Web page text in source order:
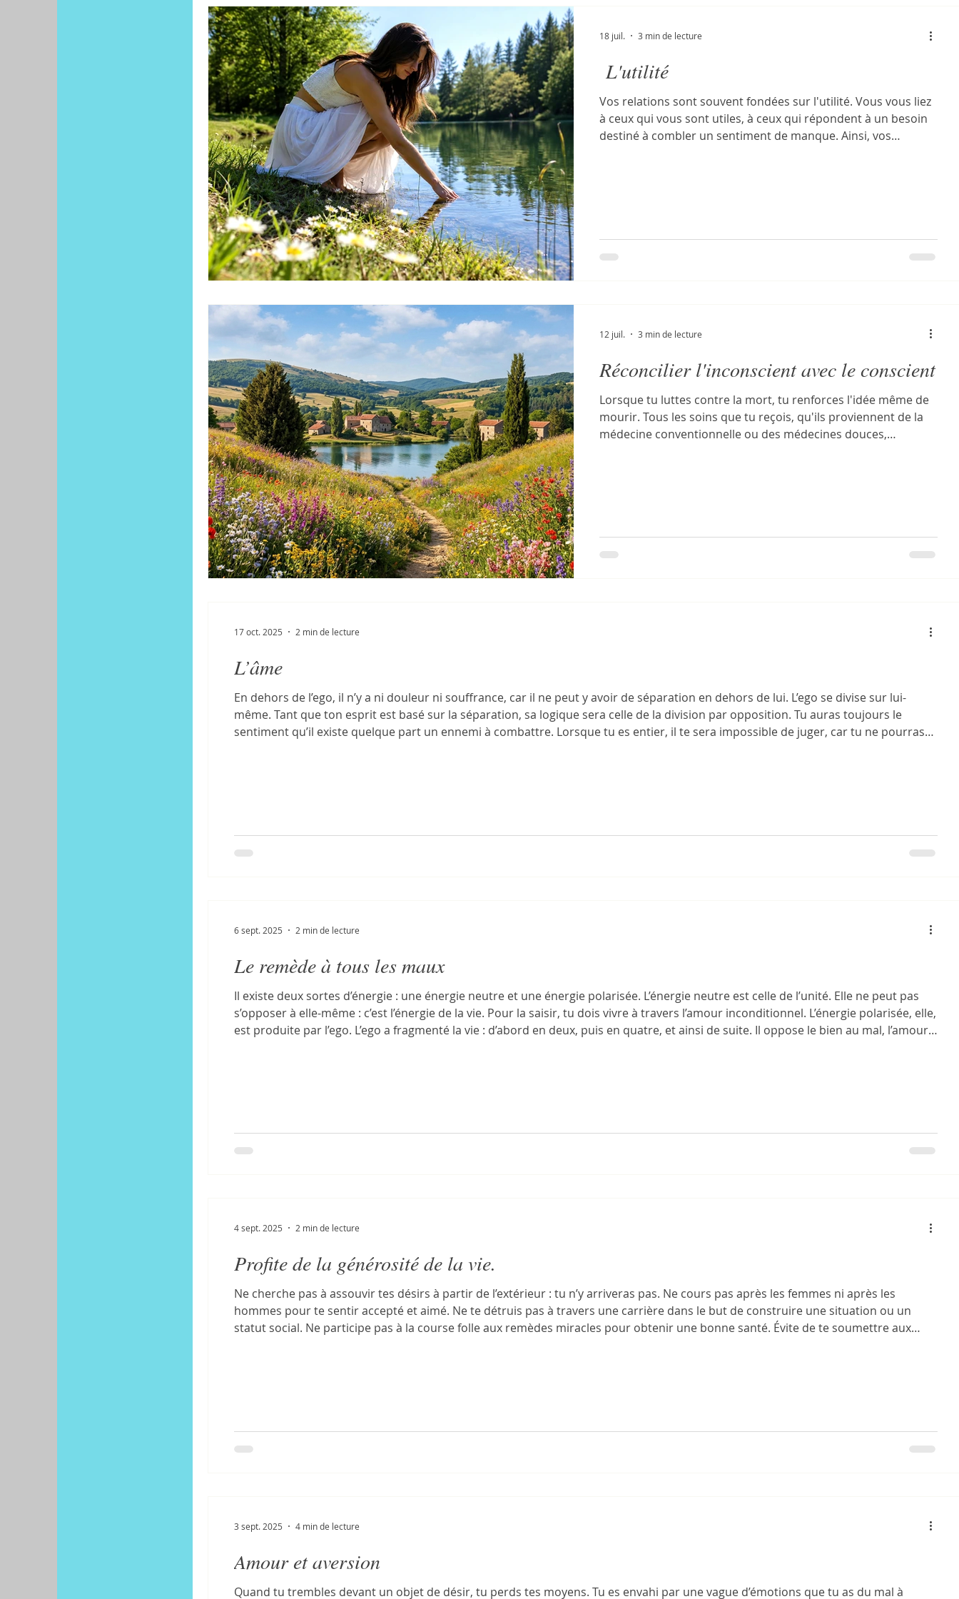
L'utilité
Vos relations sont souvent fondées sur l'utilité. Vous vous liez
à ceux qui vous sont utiles, à ceux qui répondent à un besoin
destiné à combler un sentiment de manque. Ainsi, vos
18 juil. 3 min de lecture
Réconcilier l'inconscient avec le conscient
Lorsque tu luttes contre la mort, tu renforces l'idée même de
mourir. Tous les soins que tu reçois, qu'ils proviennent de la
médecine conventionnelle ou des médecines douces,
mort fi
12 juil. 3 min de lecture
L’âme
En dehors de l’ego, il n’y a ni douleur ni souffrance, car il ne peut y avoir de séparation en dehors de lui. L’ego se divise sur lui-
même. Tant que ton esprit est basé sur la séparation, sa logique sera celle de la division par opposition. Tu auras toujours le
sentiment qu’il existe quelque part un ennemi à combattre. Lorsque tu es entier, il te sera impossible de juger, car tu ne pourras
17 oct. 2025 2 min de lecture
Le remède à tous les maux
Il existe deux sortes d’énergie : une énergie neutre et une énergie polarisée. L’énergie neutre est celle de l’unité. Elle ne peut pas
s’opposer à elle-même : c’est l’énergie de la vie. Pour la saisir, tu dois vivre à travers l’amour inconditionnel. L’énergie polarisée, elle,
est produite par l’ego. L’ego a fragmenté la vie : d’abord en deux, puis en quatre, et ainsi de suite. Il oppose le bien au mal, l’amour à
6 sept. 2025 2 min de lecture
Profite de la générosité de la vie.
Ne cherche pas à assouvir tes désirs à partir de l’extérieur : tu n’y arriveras pas. Ne cours pas après les femmes ni après les
hommes pour te sentir accepté et aimé. Ne te détruis pas à travers une carrière dans le but de construire une situation ou un
statut social. Ne participe pas à la course folle aux remèdes miracles pour obtenir une bonne santé. Évite de te soumettre aux
4 sept. 2025 2 min de lecture
Amour et aversion
Quand tu trembles devant un objet de désir, tu perds tes moyens. Tu es envahi par une vague d’émotions que tu as du mal à
3 sept. 2025 4 min de lecture